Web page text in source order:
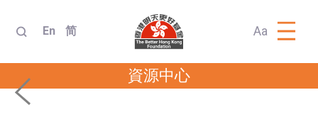
En 简 Aa
資源中心